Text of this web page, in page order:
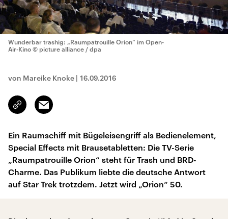
Wunderbar trashig: „Raumpatrouille Orion“ im Open-
Air-Kino © picture alliance / dpa
von Mareike Knoke | 16.09.2016
Link
kopieren/teilen
Email
Ein Raumschiff mit Bügeleisengriff als Bedienelement,
Special Effects mit Brausetabletten: Die TV-Serie
„Raumpatrouille Orion“ steht für Trash und BRD-
Charme. Das Publikum liebte die deutsche Antwort
auf Star Trek trotzdem. Jetzt wird „Orion“ 50.